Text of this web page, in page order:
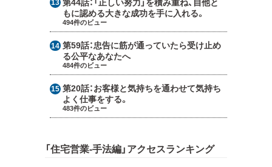
もに認める大きな成功を手に入れる。
494件のビュー
第59話：忠告に筋が通っていたら受け止め
る公平なあなたへ
484件のビュー
第20話：お客様と気持ちを通わせて気持ち
よく仕事をする。
483件のビュー
「住宅営業-手法編」アクセスランキング